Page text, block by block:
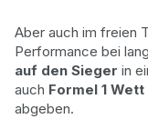
Aber auch im freien
Performance bei
auf den Sieger in
auch Formel 1
abgeben.